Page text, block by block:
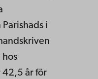
i
42,5 år för